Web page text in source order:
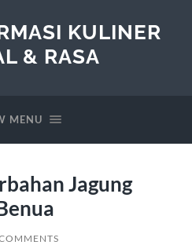
KULINER
& RASA
MENU
Jagung